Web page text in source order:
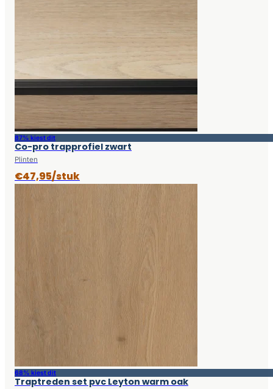
87% kiest dit
Co-pro trapprofiel zwart
Plinten
€47,95/stuk
68% kiest dit
Traptreden set pvc Leyton warm oak